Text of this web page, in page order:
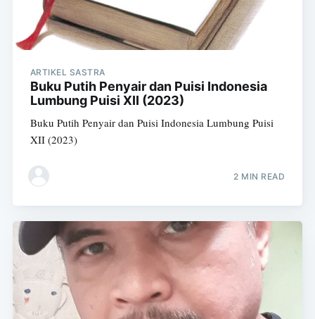
ARTIKEL SASTRA
Buku Putih Penyair dan Puisi Indonesia
Lumbung Puisi XII (2023)
Buku Putih Penyair dan Puisi Indonesia Lumbung Puisi
XII (2023)
2 MIN READ